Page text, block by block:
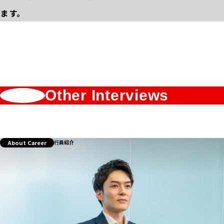
ます。
Other Interviews
About Career 行員紹介